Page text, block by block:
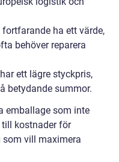
ha ett värde,
behöver reparera
ett lägre styckpris,
betydande summor.
emballage som inte
kostnader för
vill maximera